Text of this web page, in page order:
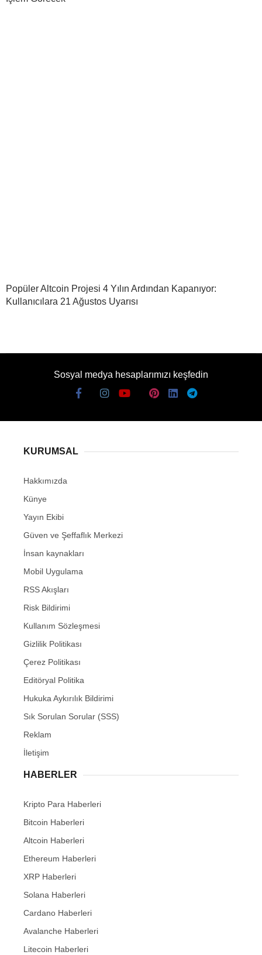
Popüler Altcoin Projesi 4 Yılın Ardından Kapanıyor:
Kullanıcılara 21 Ağustos Uyarısı
Sosyal medya hesaplarımızı keşfedin
KURUMSAL
Hakkımızda
Künye
Yayın Ekibi
Güven ve Şeffaflık Merkezi
İnsan kaynakları
Mobil Uygulama
RSS Akışları
Risk Bildirimi
Kullanım Sözleşmesi
Gizlilik Politikası
Çerez Politikası
Editöryal Politika
Hukuka Aykırılık Bildirimi
Sık Sorulan Sorular (SSS)
Reklam
İletişim
HABERLER
Kripto Para Haberleri
Bitcoin Haberleri
Altcoin Haberleri
Ethereum Haberleri
XRP Haberleri
Solana Haberleri
Cardano Haberleri
Avalanche Haberleri
Litecoin Haberleri